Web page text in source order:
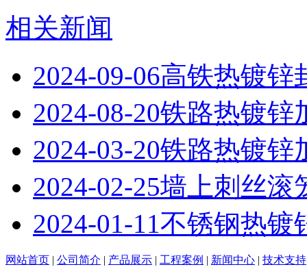
相关新闻
2024-09-06高铁热镀锌
2024-08-20铁路热镀锌
2024-03-20铁路热镀锌
2024-02-25墙上刺丝滚
2024-01-11不锈钢热镀
网站首页 | 公司简介 | 产品展示 | 工程案例 | 新闻中心 | 技术支持